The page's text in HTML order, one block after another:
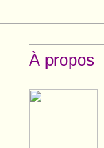
À propos